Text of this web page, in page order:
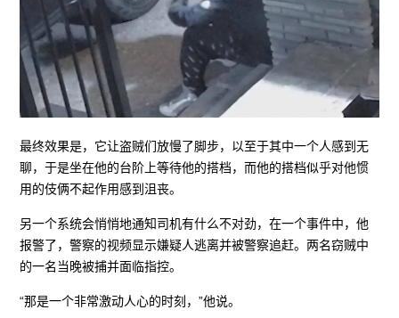
最终效果是，它让盗贼们放慢了脚步，以至于其中一个人感到无
聊，于是坐在他的台阶上等待他的搭档，而他的搭档似乎对他惯
用的伎俩不起作用感到沮丧。
另一个系统会悄悄地通知司机有什么不对劲，在一个事件中，他
报警了，警察的视频显示嫌疑人逃离并被警察追赶。两名窃贼中
的一名当晚被捕并面临指控。
“那是一个非常激动人心的时刻，”他说。